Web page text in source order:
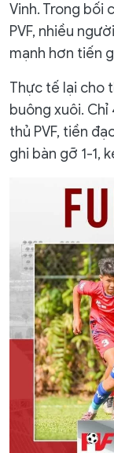
Vinh. Trong bối
PVF, nhiều
mạnh hơn tiến
Thực tế lại cho
buông xuôi.
thủ PVF, tiền
ghi bàn gỡ 1-1,